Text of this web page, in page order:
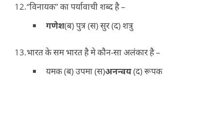
“विनायक” का पर्यावाची शब्द है –
गणेश(ब) पुत्र (स) सुर (द) शत्रु
भारत के सम भारत है मे कौन-सा अलंकार है –
यमक (ब) उपमा (स)अनन्वय(द) रूपक